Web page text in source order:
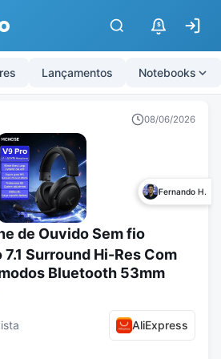
$
Lançamentos Notebooks
08/06/2026
Fernando H.
de Ouvido Sem fio
7.1 Surround Hi-Res Com
Bluetooth 53mm
AliExpress